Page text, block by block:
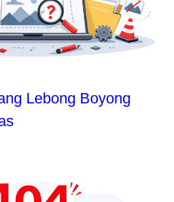
Lebong Boyong